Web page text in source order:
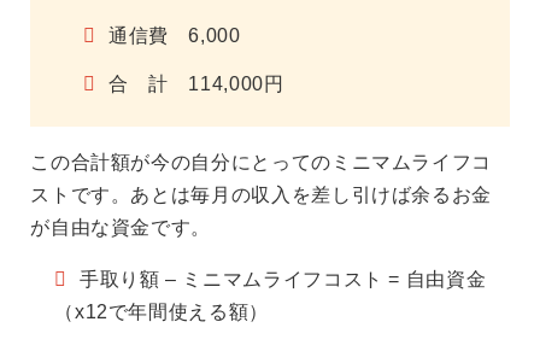
通信費 6,000
合 計 114,000円
この合計額が今の自分にとってのミニマムライフコ
ストです。あとは毎月の収入を差し引けば余るお金
が自由な資金です。
手取り額 – ミニマムライフコスト = 自由資金
（x12で年間使える額）